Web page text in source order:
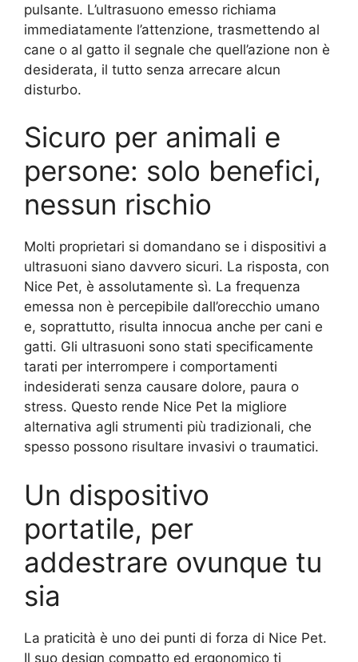
pulsante. L’ultrasuono emesso richiama
immediatamente l’attenzione, trasmettendo al
cane o al gatto il segnale che quell’azione non è
desiderata, il tutto senza arrecare alcun
disturbo.
Sicuro per animali e
persone: solo benefici,
nessun rischio
Molti proprietari si domandano se i dispositivi a
ultrasuoni siano davvero sicuri. La risposta, con
Nice Pet, è assolutamente sì. La frequenza
emessa non è percepibile dall’orecchio umano
e, soprattutto, risulta innocua anche per cani e
gatti. Gli ultrasuoni sono stati specificamente
tarati per interrompere i comportamenti
indesiderati senza causare dolore, paura o
stress. Questo rende Nice Pet la migliore
alternativa agli strumenti più tradizionali, che
spesso possono risultare invasivi o traumatici.
Un dispositivo
portatile, per
addestrare ovunque tu
sia
La praticità è uno dei punti di forza di Nice Pet.
Il suo design compatto ed ergonomico ti